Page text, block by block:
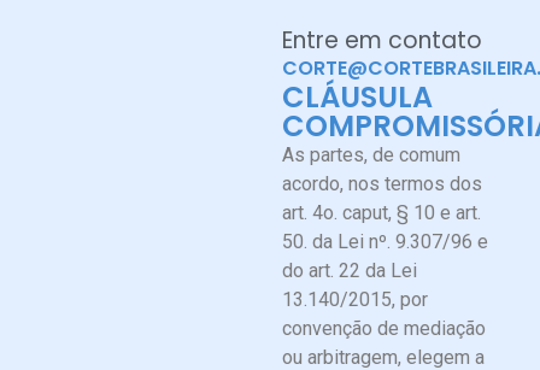
Entre em contato
CLÁUSULA
As partes, de comum
acordo, nos termos dos
art. 4o. caput, § 10 e art.
50. da Lei nº. 9.307/96 e
do art. 22 da Lei
13.140/2015, por
convenção de mediação
ou arbitragem, elegem a